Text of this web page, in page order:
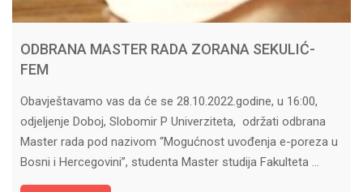
ODBRANA MASTER RADA ZORANA SEKULIĆ-
FEM
Obavještavamo vas da će se 28.10.2022.godine, u 16:00,
odjeljenje Doboj, Slobomir P Univerziteta, održati odbrana
Master rada pod nazivom “Mogućnost uvođenja e-poreza u
Bosni i Hercegovini”, studenta Master studija Fakulteta …